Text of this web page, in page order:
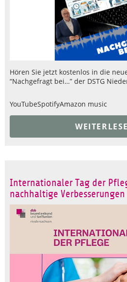
Hören Sie jetzt kostenlos in die
“Nachgefragt bei…” der DSTG
YouTubeSpotifyAmazon music
Internationaler Tag der
nachhaltige Verbesserungen